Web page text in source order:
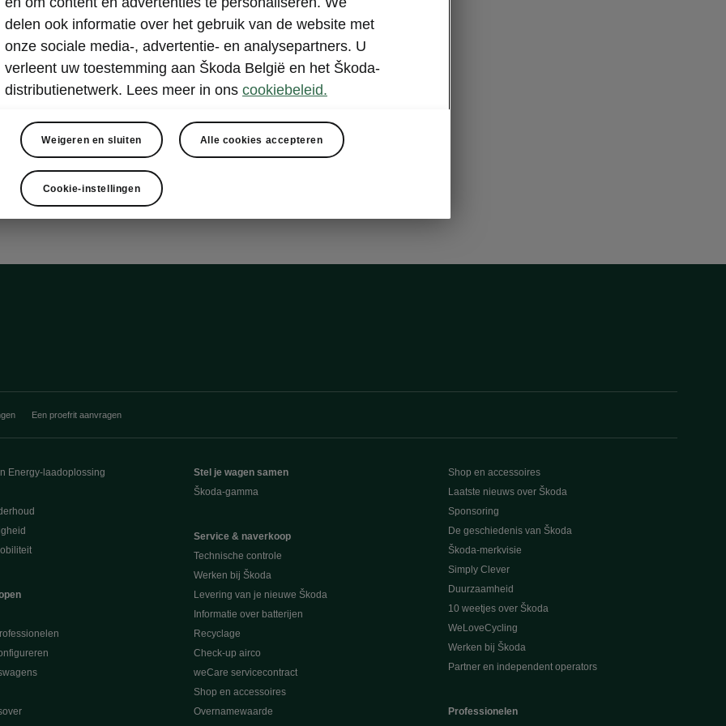
13" Plus
Een proefrit aanvragen
Energy-laadoplossing
Stel je wagen samen
Škoda-gamma
Service & naverkoop
Technische controle
Werken bij Škoda
Levering van je nieuwe Škoda
Informatie over batterijen
Recyclage
Check-up airco
weCare servicecontract
Shop en accessoires
Overnamewaarde
Shop en accessoires
Laatste nieuws over Škoda
Sponsoring
De geschiedenis van Škoda
Škoda-merkvisie
Simply Clever
Duurzaamheid
10 weetjes over Škoda
WeLoveCycling
Werken bij Škoda
Partner en independent operators
Professionelen
delen ook informatie over het gebruik van de website met
onze sociale media-, advertentie- en analysepartners. U
verleent uw toestemming aan Škoda België en het Škoda-
distributienetwerk. Lees meer in ons cookiebeleid.
Weigeren en sluiten Alle cookies accepteren
Cookie-instellingen